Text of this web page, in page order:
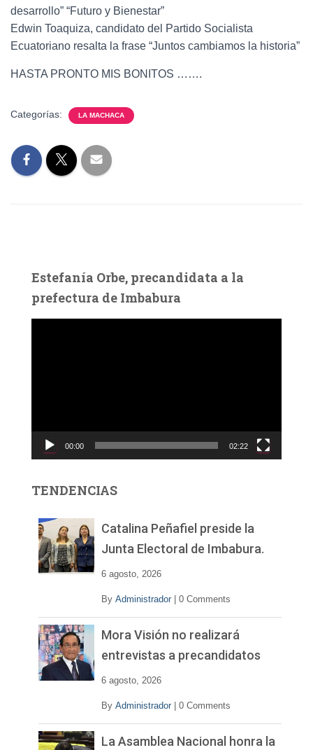
desarrollo” “Futuro y Bienestar”
Edwin Toaquiza, candidato del Partido Socialista
Ecuatoriano resalta la frase “Juntos cambiamos la historia”
HASTA PRONTO MIS BONITOS …….
Categorías: LA MACHACA
Estefanía Orbe, precandidata a la
prefectura de Imbabura
c
d
00:00 02:22
TENDENCIAS
Catalina Peñafiel preside la
Junta Electoral de Imbabura.
6 agosto, 2026
By Administrador 0 Comments
Mora Visión no realizará
entrevistas a precandidatos
6 agosto, 2026
By Administrador 0 Comments
La Asamblea Nacional honra la